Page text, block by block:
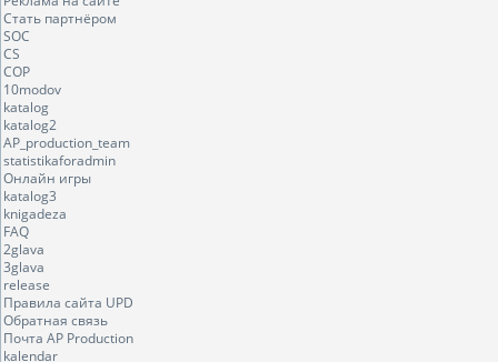
Стать партнёром
SOC
CS
COP
10modov
katalog
katalog2
AP_production_team
statistikaforadmin
Онлайн игры
katalog3
knigadeza
FAQ
2glava
3glava
release
Правила сайта UPD
Обратная связь
Почта AP Production
kalendar